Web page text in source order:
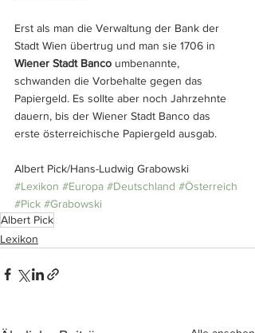
Erst als man die Verwaltung der Bank der
Stadt Wien übertrug und man sie 1706 in
Wiener Stadt Banco umbenannte,
schwanden die Vorbehalte gegen das
Papiergeld. Es sollte aber noch Jahrzehnte
dauern, bis der Wiener Stadt Banco das
erste österreichische Papiergeld ausgab.
Albert Pick/Hans-Ludwig Grabowski
#Lexikon #Europa #Deutschland #Österreich
#Pick #Grabowski
Albert Pick
Lexikon